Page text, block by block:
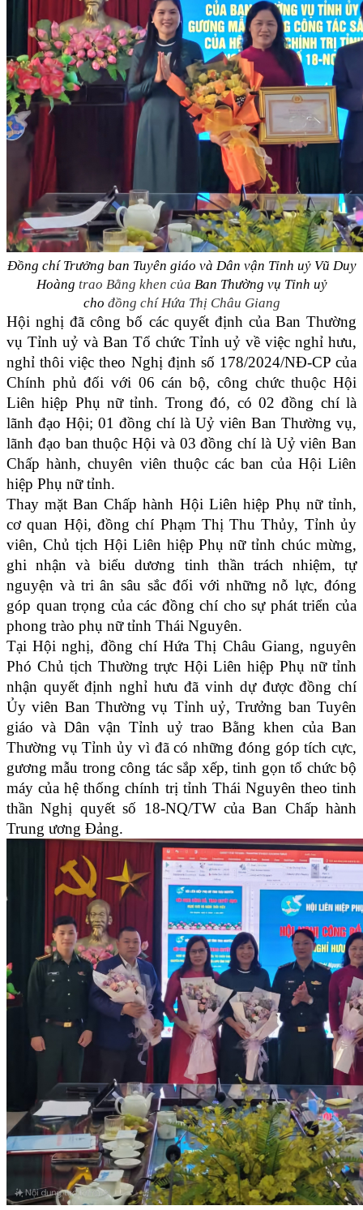
Đồng chí Trưởng ban Tuyên giáo và Dân vận Tỉnh uỷ Vũ Duy
Hoàng trao Bằng khen của Ban Thường vụ Tỉnh uỷ
cho đồng chí Hứa Thị Châu Giang
Hội nghị đã công bố các quyết định của Ban Thường
vụ Tỉnh uỷ và Ban Tổ chức Tỉnh uỷ về việc nghỉ hưu,
nghỉ thôi việc theo Nghị định số 178/2024/NĐ-CP của
Chính phủ đối với 06 cán bộ, công chức thuộc Hội
Liên hiệp Phụ nữ tỉnh. Trong đó, có 02 đồng chí là
lãnh đạo Hội; 01 đồng chí là Uỷ viên Ban Thường vụ,
lãnh đạo ban thuộc Hội và 03 đồng chí là Uỷ viên Ban
Chấp hành, chuyên viên thuộc các ban của Hội Liên
hiệp Phụ nữ tỉnh.
Thay mặt Ban Chấp hành Hội Liên hiệp Phụ nữ tỉnh,
cơ quan Hội, đồng chí Phạm Thị Thu Thủy, Tỉnh ủy
viên, Chủ tịch Hội Liên hiệp Phụ nữ tỉnh chúc mừng,
ghi nhận và biểu dương tinh thần trách nhiệm, tự
nguyện và tri ân sâu sắc đối với những nỗ lực, đóng
góp quan trọng của các đồng chí cho sự phát triển của
phong trào phụ nữ tỉnh Thái Nguyên.
Tại Hội nghị, đồng chí Hứa Thị Châu Giang, nguyên
Phó Chủ tịch Thường trực Hội Liên hiệp Phụ nữ tỉnh
nhận quyết định nghỉ hưu đã vinh dự được đồng chí
Ủy viên Ban Thường vụ Tỉnh uỷ, Trưởng ban Tuyên
giáo và Dân vận Tỉnh uỷ trao Bằng khen của Ban
Thường vụ Tỉnh ủy vì đã có những đóng góp tích cực,
gương mẫu trong công tác sắp xếp, tinh gọn tổ chức bộ
máy của hệ thống chính trị tỉnh Thái Nguyên theo tinh
thần Nghị quyết số 18-NQ/TW của Ban Chấp hành
Trung ương Đảng.